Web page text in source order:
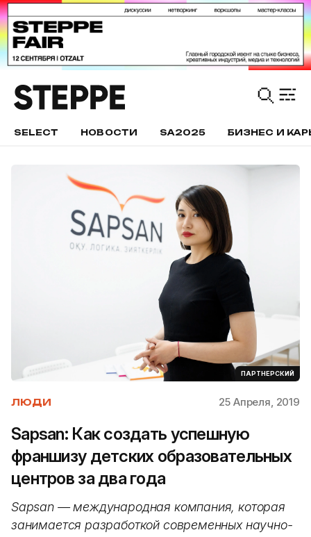
SELECT НОВОСТИ SA2025 БИЗНЕС И
ПАРТНЕРСКИЙ
ЛЮДИ 25 Апреля, 2019
Sapsan: Как создать успешную
франшизу детских образовательных
центров за два года
Sapsan — международная компания, которая
занимается разработкой современных научно-